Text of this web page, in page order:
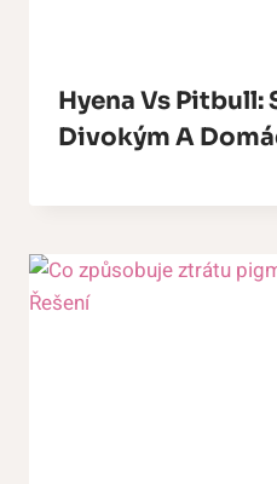
Hyena Vs Pitbull:
Divokým A